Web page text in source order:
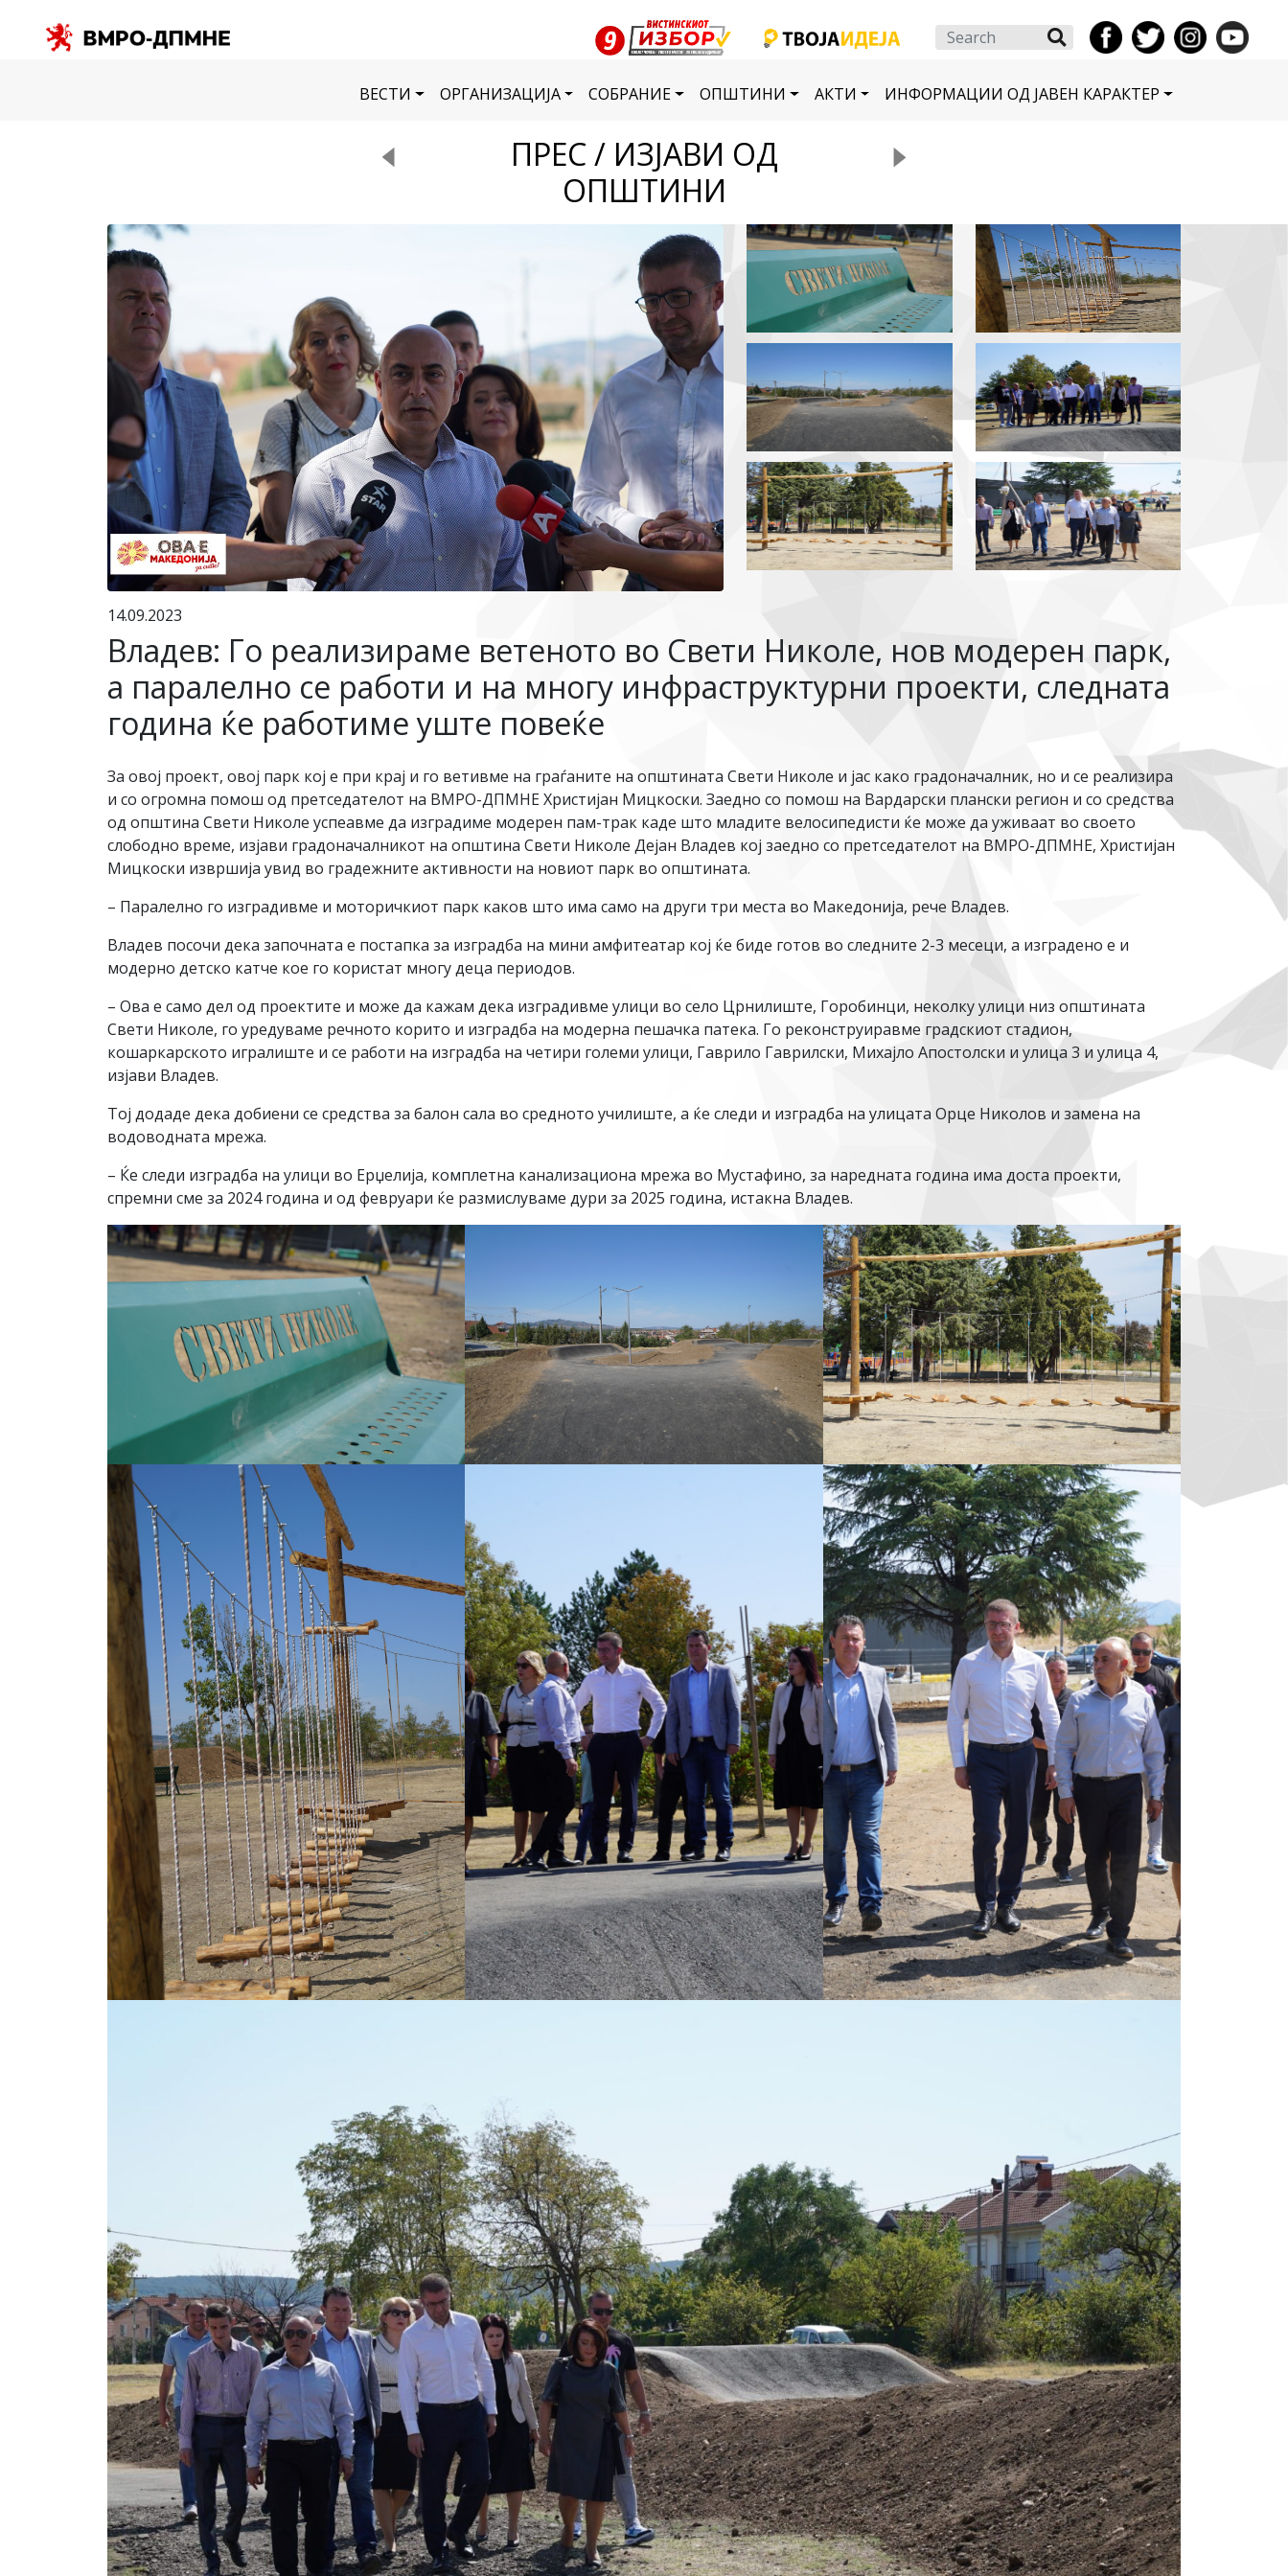
Search
ВЕСТИ ОРГАНИЗАЦИЈА СОБРАНИЕ ОПШТИНИ АКТИ ИНФОРМАЦИИ ОД ЈАВЕН КАРАКТЕР
ПРЕС / ИЗЈАВИ ОД
ОПШТИНИ
14.09.2023
Владев: Го реализираме ветеното во Свети Николе, нов модерен парк,
а паралелно се работи и на многу инфраструктурни проекти, следната
година ќе работиме уште повеќе
За овој проект, овој парк кој е при крај и го ветивме на граѓаните на општината Свети Николе и јас како градоначалник, но и се реализира
и со огромна помош од претседателот на ВМРО-ДПМНЕ Христијан Мицкоски. Заедно со помош на Вардарски плански регион и со средства
од општина Свети Николе успеавме да изградиме модерен пам-трак каде што младите велосипедисти ќе може да уживаат во своето
слободно време, изјави градоначалникот на општина Свети Николе Дејан Владев кој заедно со претседателот на ВМРО-ДПМНЕ, Христијан
Мицкоски извршија увид во градежните активности на новиот парк во општината.
– Паралелно го изградивме и моторичкиот парк каков што има само на други три места во Македонија, рече Владев.
Владев посочи дека започната е постапка за изградба на мини амфитеатар кој ќе биде готов во следните 2-3 месеци, а изградено е и
модерно детско катче кое го користат многу деца периодов.
– Ова е само дел од проектите и може да кажам дека изградивме улици во село Црнилиште, Горобинци, неколку улици низ општината
Свети Николе, го уредуваме речното корито и изградба на модерна пешачка патека. Го реконструиравме градскиот стадион,
кошаркарското игралиште и се работи на изградба на четири големи улици, Гаврило Гаврилски, Михајло Апостолски и улица 3 и улица 4,
изјави Владев.
Тој додаде дека добиени се средства за балон сала во средното училиште, а ќе следи и изградба на улицата Орце Николов и замена на
водоводната мрежа.
– Ќе следи изградба на улици во Ерџелија, комплетна канализациона мрежа во Мустафино, за наредната година има доста проекти,
спремни сме за 2024 година и од февруари ќе размислуваме дури за 2025 година, истакна Владев.